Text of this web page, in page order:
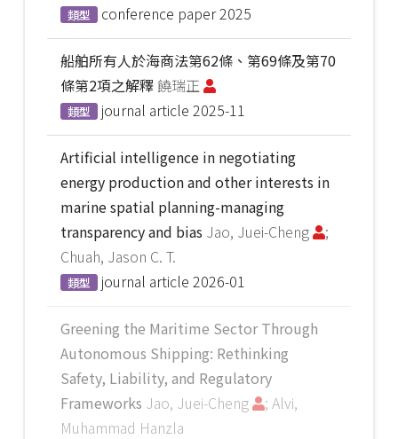
類型 conference paper2025
船舶所有人於海商法第62條、第69條及第70
條第2項之解釋饒瑞正
類型 journal article 2025-11
Artificial intelligence in negotiating
energy production and other interests in
marine spatial planning-managing
transparency and bias Jao, Juei-Cheng
;
Chuah, Jason C. T.
類型 journal article 2026-01
Greening the Maritime Sector Through
Autonomous Shipping: Rethinking
Safety, Liability, and Regulatory
Frameworks Jao, Juei-Cheng
; Alvi,
Muhammad Hanzla